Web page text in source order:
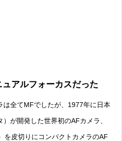
アルフォーカスだった
は全てMFでしたが、1977年に日本
が開発した世界初のAFカメラ、
を皮切りにコンパクトカメラのAF